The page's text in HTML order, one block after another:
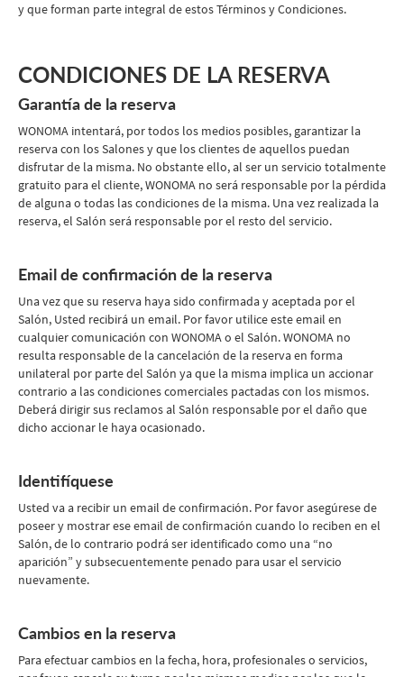
y que forman parte integral de estos Términos y Condiciones.
CONDICIONES DE LA RESERVA
Garantía de la reserva
WONOMA intentará, por todos los medios posibles, garantizar la
reserva con los Salones y que los clientes de aquellos puedan
disfrutar de la misma. No obstante ello, al ser un servicio totalmente
gratuito para el cliente, WONOMA no será responsable por la pérdida
de alguna o todas las condiciones de la misma. Una vez realizada la
reserva, el Salón será responsable por el resto del servicio.
Email de confirmación de la reserva
Una vez que su reserva haya sido confirmada y aceptada por el
Salón, Usted recibirá un email. Por favor utilice este email en
cualquier comunicación con WONOMA o el Salón. WONOMA no
resulta responsable de la cancelación de la reserva en forma
unilateral por parte del Salón ya que la misma implica un accionar
contrario a las condiciones comerciales pactadas con los mismos.
Deberá dirigir sus reclamos al Salón responsable por el daño que
dicho accionar le haya ocasionado.
Identifíquese
Usted va a recibir un email de confirmación. Por favor asegúrese de
poseer y mostrar ese email de confirmación cuando lo reciben en el
Salón, de lo contrario podrá ser identificado como una “no
aparición” y subsecuentemente penado para usar el servicio
nuevamente.
Cambios en la reserva
Para efectuar cambios en la fecha, hora, profesionales o servicios,